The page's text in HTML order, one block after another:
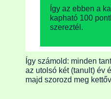
Így az ebben a
kapható 100
szereztél.
Így számold: minden
az utolsó két (tanult) év
majd szorozd meg